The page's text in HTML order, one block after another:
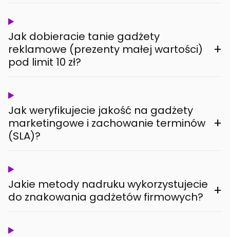
Jak dobieracie tanie gadżety
reklamowe (prezenty małej wartości)
pod limit 10 zł?
+
Jak weryfikujecie jakość na gadżety
marketingowe i zachowanie terminów
(SLA)?
+
Jakie metody nadruku wykorzystujecie
do znakowania gadżetów firmowych?
+